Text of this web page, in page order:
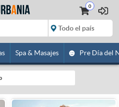
0
Spa & Masajes Pre Día del